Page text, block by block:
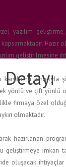
yazılım
geliştirilmesine
karşılama amacıyla
yönlü ve çift yönlü
firmaya özel
olmaktadır.
hazırlanan
geliştirmeye
oluşacak